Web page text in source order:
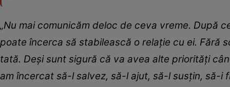
„Nu mai comunicăm deloc de ceva vreme. După
poate încerca să stabilească o relație cu ei. Fără
tată. Deși sunt sigură că va avea alte priorități
am încercat să-l salvez, să-l ajut, să-l susțin, să-